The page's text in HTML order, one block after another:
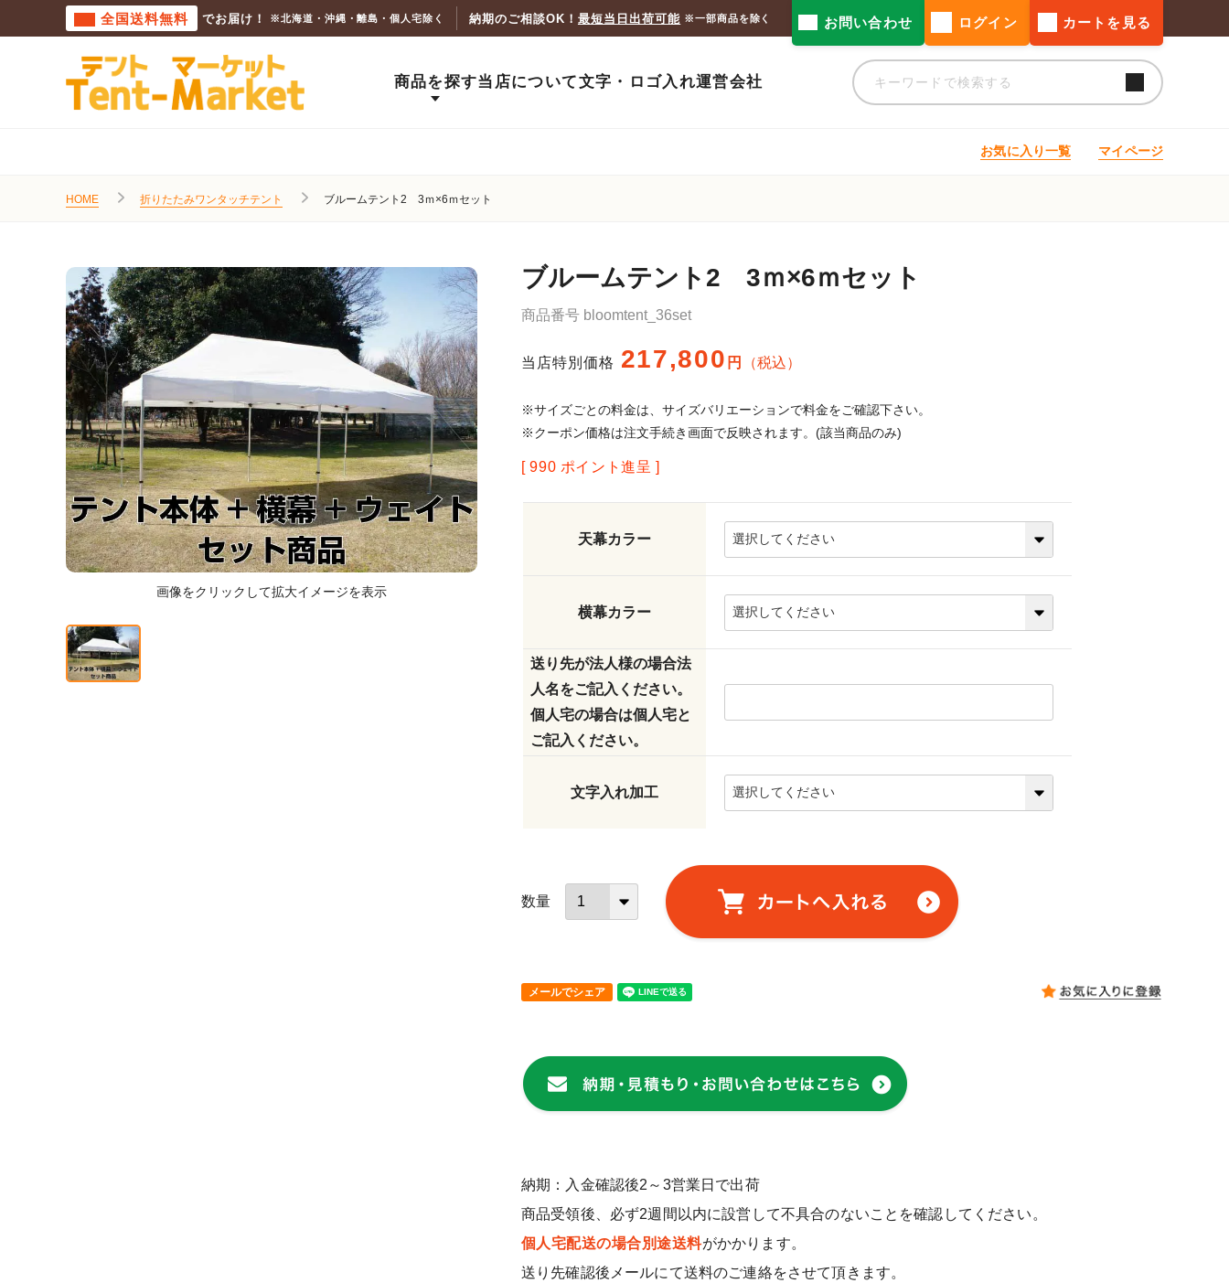
全国送料無料 でお届け！ ※北海道・沖縄・離島・個人宅除く 納期のご相談OK！ 最短当日出荷可能 ※一部商品を除く お問い合わせ ログイン カートを見る
商品を探す当店について文字・ロゴ入れ運営会社
お気に入り一覧 マイページ
HOME 折りたたみワンタッチテント ブルームテント2 3ｍ×6ｍセット
ブルームテント2 3ｍ×6ｍセット
商品番号 bloomtent_36set
当店特別価格 217,800 税込
※サイズごとの料金は、サイズバリエーションで料金をご確認下さい。
※クーポン価格は注文手続き画面で反映されます。(該当商品のみ)
[ 990 ポイント進呈 ]
天幕カラー
横幕カラー
送り先が法人様の場合法
人名をご記入ください。
個人宅の場合は個人宅と
ご記入ください。
文字入れ加工
メールでシェア
納期：入金確認後2～3営業日で出荷
商品受領後、必ず2週間以内に設営して不具合のないことを確認してください。
個人宅配送の場合別途送料がかかります。
送り先確認後メールにて送料のご連絡をさせて頂きます。